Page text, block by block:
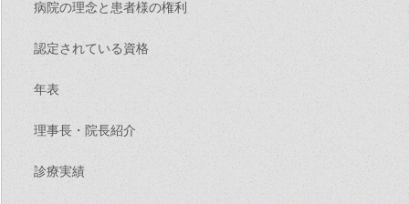
病院の理念と患者様の権利
認定されている資格
年表
理事長・院長紹介
診療実績